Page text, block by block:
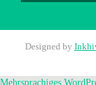
Designed by
Mehrsprachiges